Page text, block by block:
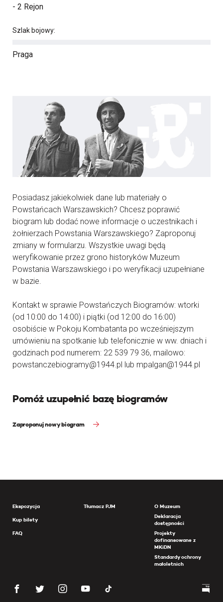
- 2 Rejon
Szlak bojowy:
Praga
Posiadasz jakiekolwiek dane lub materiały o
Powstańcach Warszawskich? Chcesz poprawić
biogram lub dodać nowe informacje o uczestnikach i
żołnierzach Powstania Warszawskiego? Zaproponuj
zmiany w formularzu. Wszystkie uwagi będą
weryfikowanie przez grono historyków Muzeum
Powstania Warszawskiego i po weryfikacji uzupełniane
w bazie.
Kontakt w sprawie Powstańczych Biogramów: wtorki
(od 10:00 do 14:00) i piątki (od 12:00 do 16:00)
osobiście w Pokoju Kombatanta po wcześniejszym
umówieniu na spotkanie lub telefonicznie w ww. dniach i
godzinach pod numerem: 22 539 79 36, mailowo:
powstanczebiogramy@1944.pl lub mpalgan@1944.pl
Pomóż uzupełnić bazę biogramów
Zaproponuj nowy biogram
Ekspozycja
Kup bilety
FAQ
Tłumacz PJM
O Muzeum
Deklaracja
dostępności
Projekty
dofinansowane z
MKiDN
Standardy ochrony
małoletnich